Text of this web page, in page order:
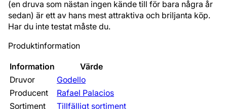
(en druva som nästan ingen kände till för bara några år
sedan) är ett av hans mest attraktiva och briljanta köp.
Har du inte testat måste du.
Produktinformation
Information
Värde
Druvor
Godello
Producent
Rafael Palacios
Sortiment
Tillfälligt sortiment